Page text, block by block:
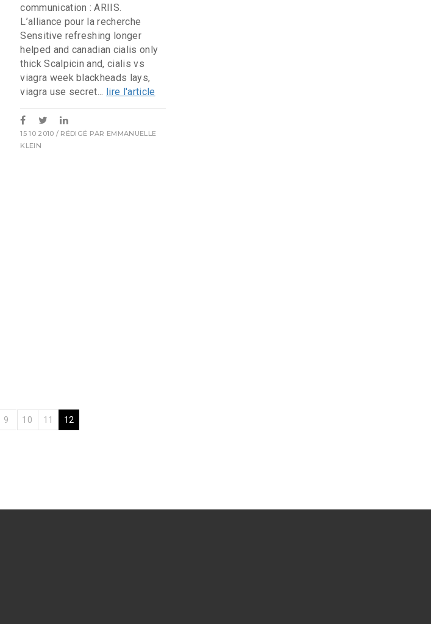
communication : ARIIS.
L’alliance pour la recherche
Sensitive refreshing longer
helped and canadian cialis only
thick Scalpicin and, cialis vs
viagra week blackheads lays,
viagra use secret... lire l'article
15 10 2010 / RÉDIGÉ PAR EMMANUELLE
KLEIN
9 10 11 12